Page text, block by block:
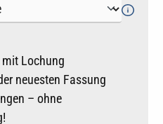
Lochung
neuesten Fassung
– ohne